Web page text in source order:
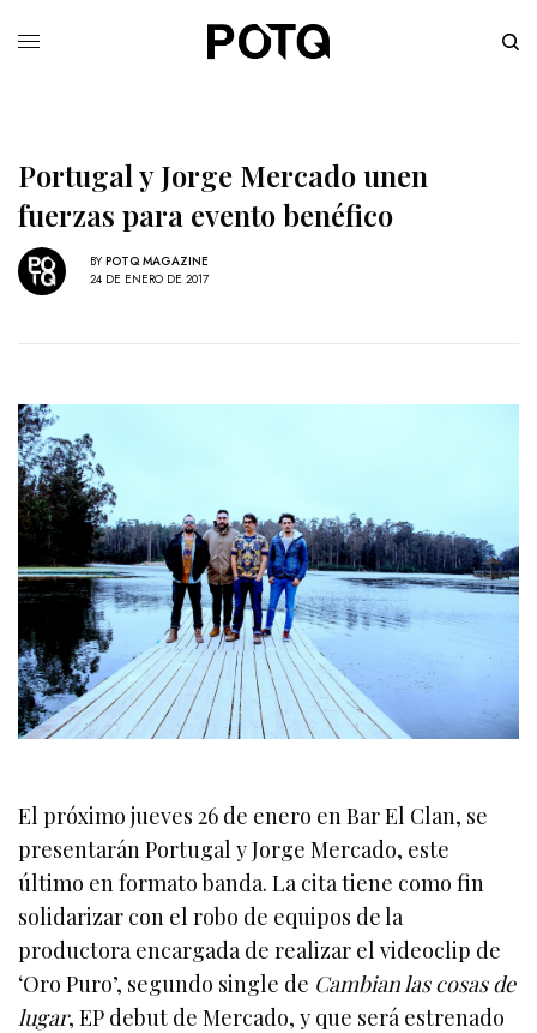
Portugal y Jorge Mercado unen
fuerzas para evento benéfico
BY POTQ MAGAZINE
24 DE ENERO DE 2017
El próximo jueves 26 de enero en Bar El Clan, se
presentarán Portugal y Jorge Mercado, este
último en formato banda. La cita tiene como fin
solidarizar con el robo de equipos de la
productora encargada de realizar el videoclip de
‘Oro Puro’, segundo single de Cambian las cosas de
lugar, EP debut de Mercado, y que será estrenado